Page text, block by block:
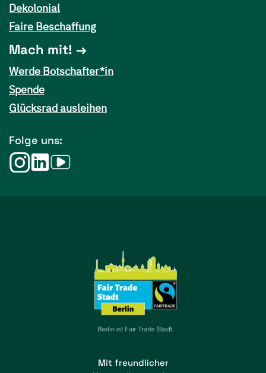
Dekolonial
Faire Beschaffung
Mach mit!
Werde Botschafter*in
Spende
Glücksrad ausleihen
Folge uns:
Mit freundlicher